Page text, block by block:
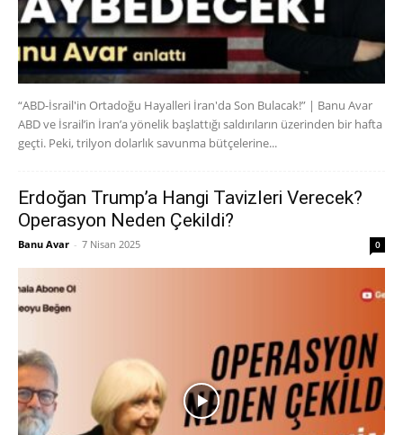
“ABD-İsrail'in Ortadoğu Hayalleri İran'da Son Bulacak!” | Banu Avar
ABD ve İsrail’in İran’a yönelik başlattığı saldırıların üzerinden bir hafta
geçti. Peki, trilyon dolarlık savunma bütçelerine...
Erdoğan Trump’a Hangi Tavizleri Verecek?
Operasyon Neden Çekildi?
Banu Avar - 7 Nisan 2025 0